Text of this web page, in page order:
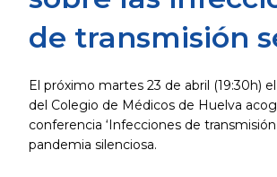
de transmisión
El próximo martes 23 de abril (19:30h)
del Colegio de Médicos de Huelva
conferencia ‘Infecciones de transmisión
pandemia silenciosa.